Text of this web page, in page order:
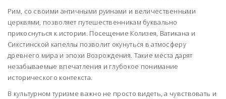
Рим, со своими античными руинами и величественными
церквями, позволяет путешественникам буквально
прикоснуться к истории. Посещение Колизея, Ватикана и
Сикстинской капеллы позволит окунуться в атмосферу
древнего мира и эпохи Возрождения. Такие места дарят
незабываемые впечатления и глубокое понимание
исторического контекста.
В культурном туризме важно не просто видеть, а чувствовать и